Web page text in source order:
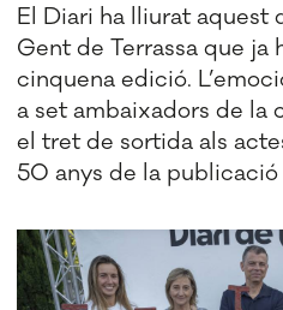
El Diari ha lliurat aquest
Gent de Terrassa que ja
cinquena edició.
a set ambaixadors de
el tret de sortida als
50 anys de la publicació